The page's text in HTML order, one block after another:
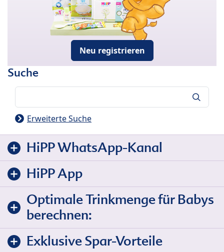
Neu registrieren
Suche
Erweiterte Suche
HiPP WhatsApp-Kanal
HiPP App
Optimale Trinkmenge für Babys
berechnen:
Exklusive Spar-Vorteile